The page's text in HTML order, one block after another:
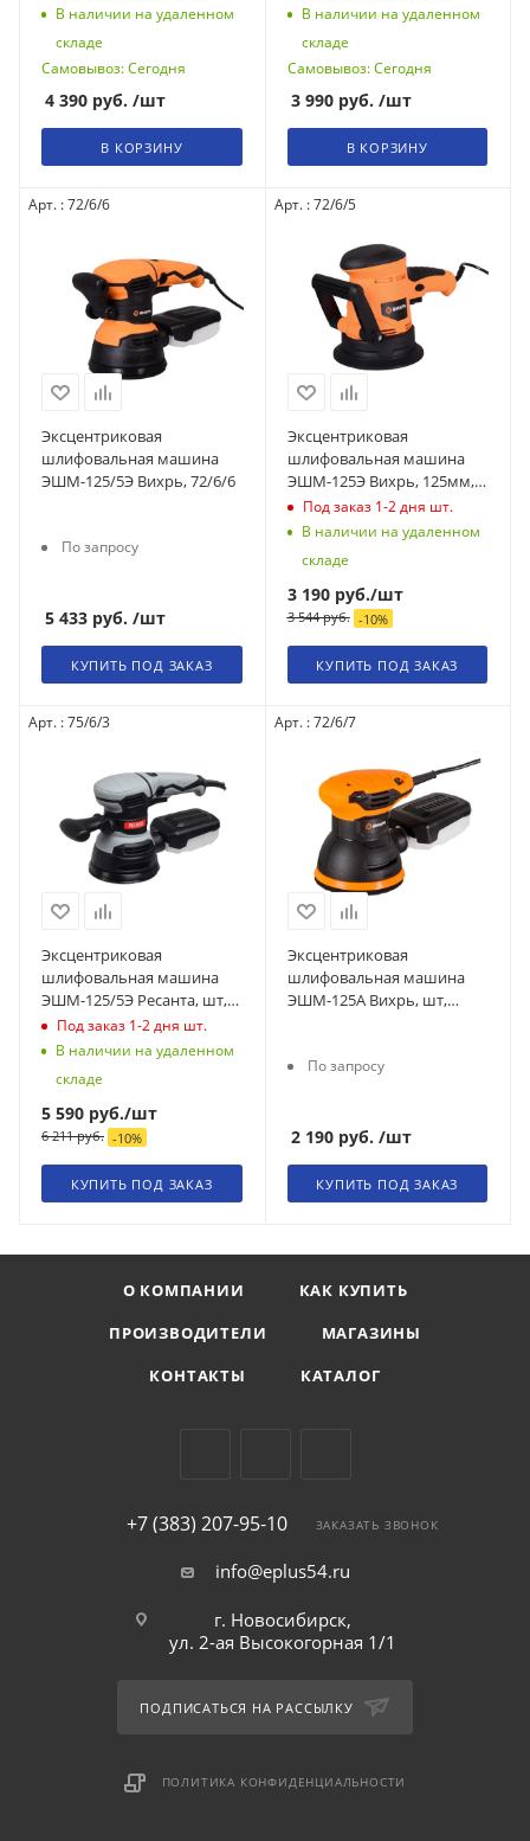
В наличии на удаленном
складе
Самовывоз: Сегодня
4 390 руб. /шт
В КОРЗИНУ
В наличии на удаленном
складе
Самовывоз: Сегодня
3 990руб. /шт
В КОРЗИНУ
Арт. : 72/6/6
Эксцентриковая
шлифовальная машина
ЭШМ-125/5Э Вихрь, 72/6/6
По запросу
5 433 руб. /шт
КУПИТЬ ПОД ЗАКАЗ
Арт. : 72/6/5
Эксцентриковая
шлифовальная машина
ЭШМ-125Э Вихрь, 125мм,
450Вт, 72/6/5
Под заказ 1-2 дня шт.
В наличии на удаленном
складе
3 190руб./шт
3 544руб. -10%
КУПИТЬ ПОД ЗАКАЗ
Арт. : 75/6/3
Эксцентриковая
шлифовальная машина
ЭШМ-125/5Э Ресанта, шт,
75/6/3
Под заказ 1-2 дня шт.
В наличии на удаленном
складе
5 590 руб./шт
6 211руб. -10%
КУПИТЬ ПОД ЗАКАЗ
Арт. : 72/6/7
Эксцентриковая
шлифовальная машина
ЭШМ-125А Вихрь, шт,
По запросу
2 190руб. /шт
КУПИТЬ ПОД ЗАКАЗ
О КОМПАНИИ
КАК КУПИТЬ
ПРОИЗВОДИТЕЛИ
МАГАЗИНЫ
КОНТАКТЫ
КАТАЛОГ
+7 (383) 207-95-10 ЗАКАЗАТЬ ЗВОНОК
info@eplus54.ru
г. Новосибирск,
ул. 2-ая Высокогорная 1/1
ПОДПИСАТЬСЯ НА РАССЫЛКУ
ПОЛИТИКА КОНФИДЕНЦИАЛЬНОСТИ